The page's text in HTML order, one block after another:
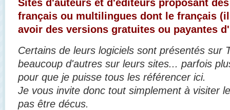
Sites d'auteurs et d'éditeurs proposant
français ou multilingues dont le français
avoir des versions gratuites ou payantes
Certains de leurs logiciels sont présentés sur
beaucoup d'autres sur leurs sites... parfois
pour que je puisse tous les référencer ici.
Je vous invite donc tout simplement à visiter
pas être décus.